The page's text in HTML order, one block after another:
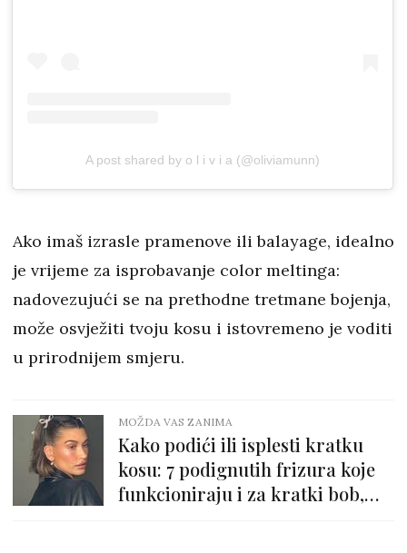
A post shared by o l i v i a (@oliviamunn)
Ako imaš izrasle pramenove ili balayage, idealno
je vrijeme za isprobavanje color meltinga:
nadovezujući se na prethodne tretmane bojenja,
može osvježiti tvoju kosu i istovremeno je voditi
u prirodnijem smjeru.
MOŽDA VAS ZANIMA
Kako podići ili isplesti kratku
kosu: 7 podignutih frizura koje
funkcioniraju i za kratki bob,